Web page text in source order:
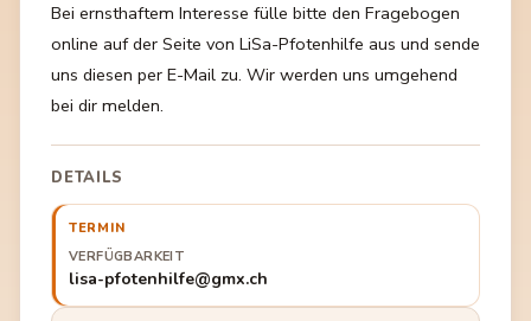
Bei ernsthaftem Interesse fülle bitte den Fragebogen
online auf der Seite von LiSa-Pfotenhilfe aus und sende
uns diesen per E-Mail zu. Wir werden uns umgehend
bei dir melden.
DETAILS
TERMIN
VERFÜGBARKEIT
lisa-pfotenhilfe@gmx.ch